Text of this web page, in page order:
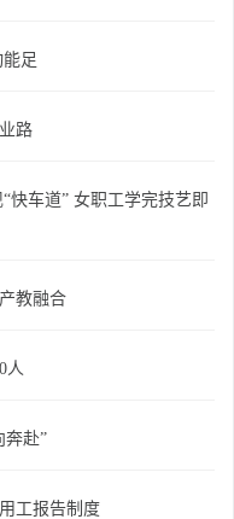
足
路
快车道” 女职工学完技艺即
教融合
人
奔赴”
工报告制度